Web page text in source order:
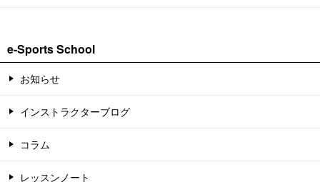
e-Sports School
お知らせ
インストラクターブログ
コラム
レッスンノート